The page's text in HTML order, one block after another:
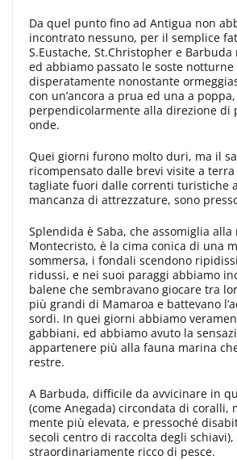
Da quel punto fino ad Antigua non
incontrato nessuno, per il semplice
S.Eustache, St.Christopher e
ed abbiamo passato le soste
disperata­mente nonostante
con un’ancora a prua ed una a
perpendicolar­mente alla direzione di
onde.
Quei giorni furono molto duri, ma il
ricompen­sato dalle brevi visite a
tagliate fuori dalle correnti turi­stiche
mancanza di attrez­zature, sono
Splen­dida è Saba, che assomiglia alla
Montecristo, è la cima conica di una
sommersa, i fondali scendo­no
ridussi, e nei suoi paraggi abbiamo
balene che sembravano giocare tra
più grandi di Ma­maroa e battevano
sordi. In quei giorni abbiamo
gabbiani, ed abbia­mo avuto la
appartenere più alla fauna marina
restre.
A Barbuda, difficile da avvicina­re in
(come Anegada) circondata di
mente più elevata, e pressoché
secoli centro di raccolta degli
straordina­riamente ricco di pesce.